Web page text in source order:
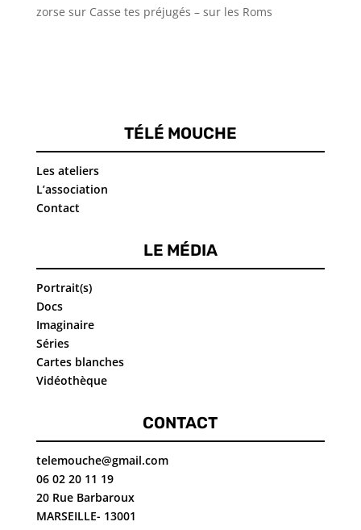
zorse sur Casse tes préjugés – sur les Roms
TÉLÉ MOUCHE
Les ateliers
L’association
Contact
LE MÉDIA
Portrait(s)
Docs
Imaginaire
Séries
Cartes blanches
Vidéothèque
CONTACT
telemouche@gmail.com
06 02 20 11 19
20 Rue Barbaroux
MARSEILLE- 13001